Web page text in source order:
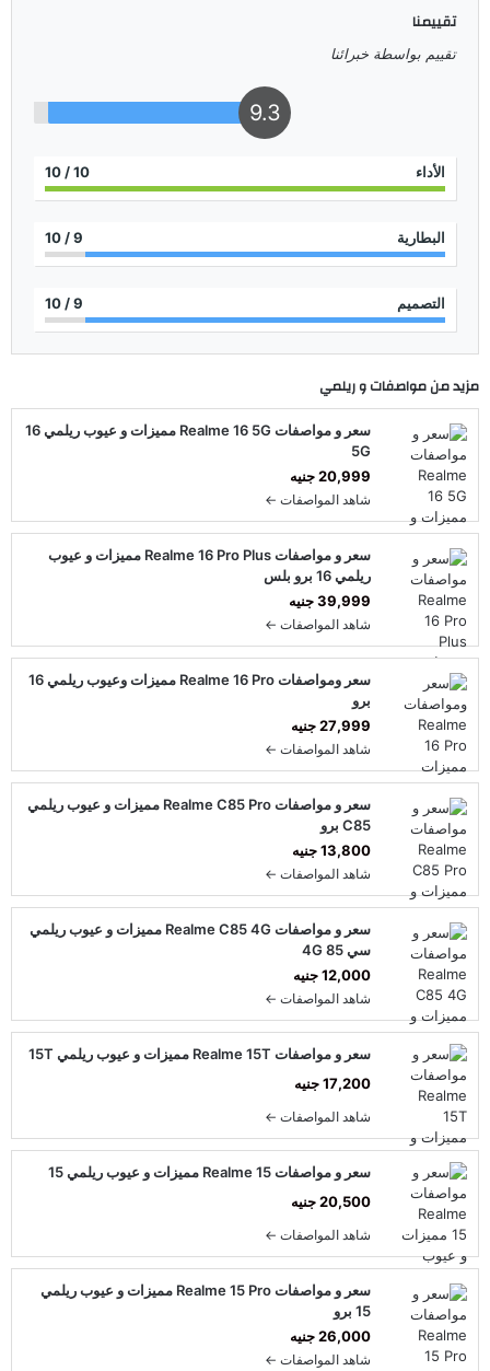
تقييمنا
تقييم بواسطة خبرائنا
9.3
الأداء 10
/ 10
البطارية 9
/ 10
التصميم 9
/ 10
مزيد من مواصفات وريلمي
سعر و مواصفات Realme 16 5G مميزات و عيوب ريلمي 16
5G
20,999 جنيه
شاهد المواصفات ←
سعر و مواصفات Realme 16 Pro Plus مميزات و عيوب
ريلمي 16 برو بلس
39,999 جنيه
شاهد المواصفات ←
سعر ومواصفات Realme 16 Pro مميزات وعيوب ريلمي 16
برو
27,999 جنيه
شاهد المواصفات ←
سعر و مواصفات Realme C85 Pro مميزات و عيوب ريلمي
C85 برو
13,800 جنيه
شاهد المواصفات ←
سعر و مواصفات Realme C85 4G مميزات و عيوب ريلمي
سي 85 4G
12,000 جنيه
شاهد المواصفات ←
سعر و مواصفات Realme 15T مميزات و عيوب ريلمي 15T
17,200 جنيه
شاهد المواصفات ←
سعر و مواصفات Realme 15 مميزات و عيوب ريلمي 15
20,500 جنيه
شاهد المواصفات ←
سعر و مواصفات Realme 15 Pro مميزات و عيوب ريلمي
15 برو
26,000 جنيه
شاهد المواصفات ←